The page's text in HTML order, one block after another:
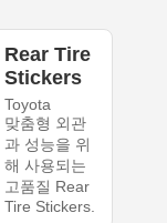
Rear Tire
Stickers
Toyota
맞춤형 외관
과 성능을 위
해 사용되는
고품질 Rear
Tire Stickers.